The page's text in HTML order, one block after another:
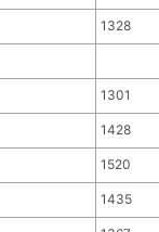
1328
1301
1428
1520
1435